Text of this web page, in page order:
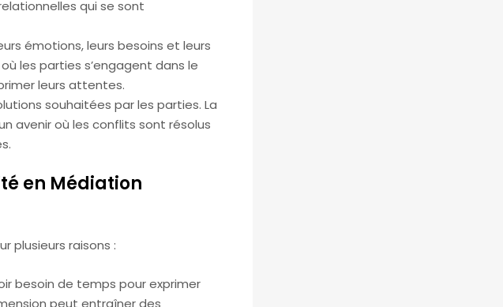
qui se sont
émotions, leurs besoins et leurs
les parties s’engagent dans le
leurs attentes.
souhaitées par les parties. La
avenir où les conflits sont résolus
en Médiation
plusieurs raisons :
besoin de temps pour exprimer
peut entraîner des